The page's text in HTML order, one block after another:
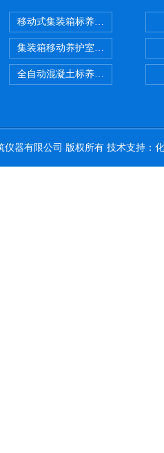
移动式集装箱标养室 养护室设备
集装箱移动养护室 标养室
全自动混凝土标养室恒温恒湿设备
器有限公司 版权所有 技术支持：